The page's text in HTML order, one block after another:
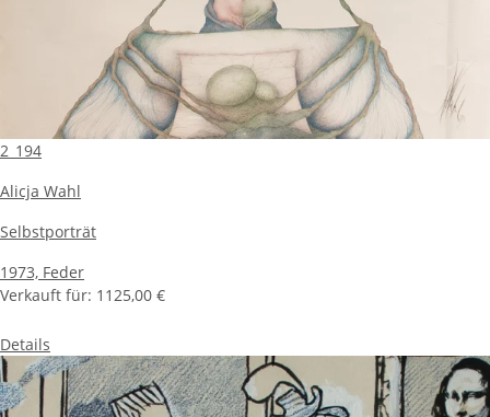
2_194
Alicja Wahl
Selbstporträt
1973, Feder
Verkauft für: 1125,00 €
Details